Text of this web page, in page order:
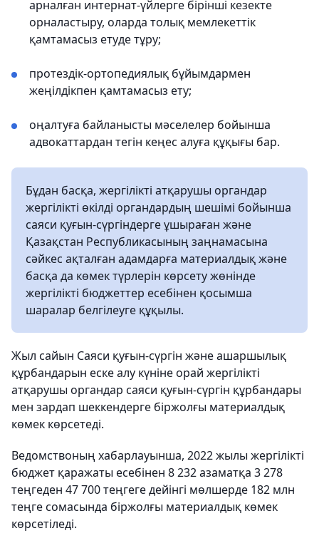
арналған интернат-үйлерге бірінші кезекте
орналастыру, оларда толық мемлекеттік
қамтамасыз етуде тұру;
протездік-ортопедиялық бұйымдармен
жеңілдікпен қамтамасыз ету;
оңалтуға байланысты мәселелер бойынша
адвокаттардан тегін кеңес алуға құқығы бар.
Бұдан басқа, жергілікті атқарушы органдар
жергілікті өкілді органдардың шешімі бойынша
саяси қуғын-сүргіндерге ұшыраған және
Қазақстан Республикасының заңнамасына
сәйкес ақталған адамдарға материалдық және
басқа да көмек түрлерін көрсету жөнінде
жергілікті бюджеттер есебінен қосымша
шаралар белгілеуге құқылы.
Жыл сайын Саяси қуғын-сүргін және ашаршылық
құрбандарын еске алу күніне орай жергілікті
атқарушы органдар саяси қуғын-сүргін құрбандары
мен зардап шеккендерге біржолғы материалдық
көмек көрсетеді.
Ведомствоның хабарлауынша, 2022 жылы жергілікті
бюджет қаражаты есебінен 8 232 азаматқа 3 278
теңгеден 47 700 теңгеге дейінгі мөлшерде 182 млн
теңге сомасында біржолғы материалдық көмек
көрсетіледі.